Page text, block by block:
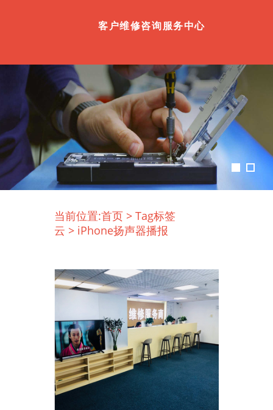
客户维修咨询服务中心
当前位置:首页 > Tag标签
云 > iPhone扬声器播报